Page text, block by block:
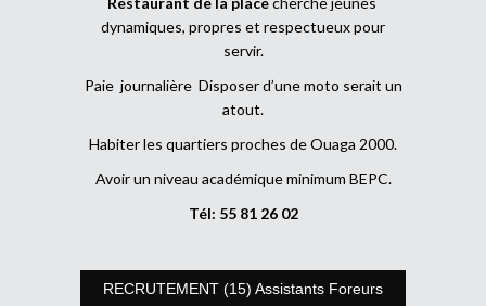
dynamiques, propres et respectueux pour
servir.
Paie journalière Disposer d’une moto serait un
atout.
Habiter les quartiers proches de Ouaga 2000.
Avoir un niveau académique minimum BEPC.
Tél: 55 81 26 02
RECRUTEMENT (15) Assistants Foreurs